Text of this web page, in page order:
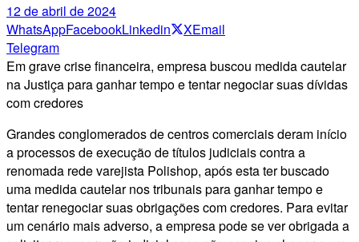
12 de abril de 2024
WhatsAppFacebookLinkedin XEmail
Telegram
Em grave crise financeira, empresa buscou medida cautelar
na Justiça para ganhar tempo e tentar negociar suas dívidas
com credores
Grandes conglomerados de centros comerciais deram início
a processos de execução de títulos judiciais contra a
renomada rede varejista Polishop, após esta ter buscado
uma medida cautelar nos tribunais para ganhar tempo e
tentar renegociar suas obrigações com credores. Para evitar
um cenário mais adverso, a empresa pode se ver obrigada a